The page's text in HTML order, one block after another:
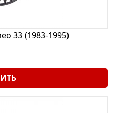
33 (1983-1995)